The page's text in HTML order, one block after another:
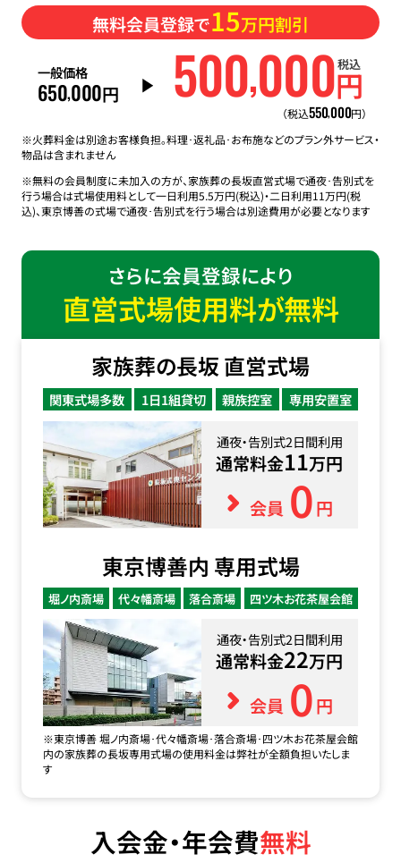
無料会員登録で15万円割引
一般価格
650,000円 500,000円
税込
（税込550,000円）
※火葬料金は別途お客様負担。料理･返礼品･お布施などのプラン外サービス・
物品は含まれません
※無料の会員制度に未加入の方が、家族葬の長坂直営式場で通夜･告別式を
行う場合は式場使用料として一日利用5.5万円(税込)・二日利用11万円(税
込)、東京博善の式場で通夜･告別式を行う場合は別途費用が必要となります
さらに会員登録により
直営式場使用料が無料
家族葬の長坂 直営式場
関東式場多数 1日1組貸切 親族控室 専用安置室
通夜・告別式2日間利用
通常料金11万円
会員 0円
東京博善内 専用式場
堀ノ内斎場 代々幡斎場 落合斎場 四ツ木お花茶屋会館
通夜・告別式2日間利用
通常料金22万円
会員 0円
※東京博善 堀ノ内斎場･代々幡斎場･落合斎場･四ツ木お花茶屋会館
内の家族葬の長坂専用式場の使用料金は弊社が全額負担いたしま
す
入会金・年会費無料